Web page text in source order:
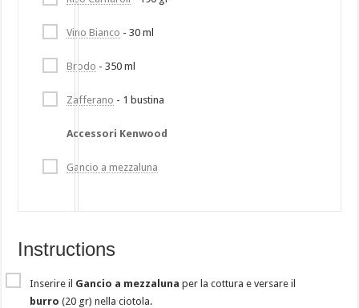
Vino Bianco - 30 ml
Brodo - 350 ml
Zafferano - 1 bustina
Accessori Kenwood
Gancio a mezzaluna
Instructions
Inserire il Gancio a mezzaluna per la cottura e versare il
burro (20 gr) nella ciotola.